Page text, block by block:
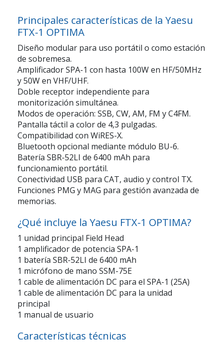
Principales características de la Yaesu
FTX-1 OPTIMA
Diseño modular para uso portátil o como estación
de sobremesa.
Amplificador SPA-1 con hasta 100W en HF/50MHz
y 50W en VHF/UHF.
Doble receptor independiente para
monitorización simultánea.
Modos de operación: SSB, CW, AM, FM y C4FM.
Pantalla táctil a color de 4,3 pulgadas.
Compatibilidad con WiRES-X.
Bluetooth opcional mediante módulo BU-6.
Batería SBR-52LI de 6400 mAh para
funcionamiento portátil.
Conectividad USB para CAT, audio y control TX.
Funciones PMG y MAG para gestión avanzada de
memorias.
¿Qué incluye la Yaesu FTX-1 OPTIMA?
1 unidad principal Field Head
1 amplificador de potencia SPA-1
1 batería SBR-52LI de 6400 mAh
1 micrófono de mano SSM-75E
1 cable de alimentación DC para el SPA-1 (25A)
1 cable de alimentación DC para la unidad
principal
1 manual de usuario
Características técnicas